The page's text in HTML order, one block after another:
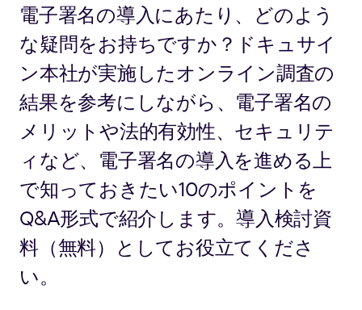
電子署名の導入にあたり、どのよう
な疑問をお持ちですか？ドキュサイ
ン本社が実施したオンライン調査の
結果を参考にしながら、電子署名の
メリットや法的有効性、セキュリテ
ィなど、電子署名の導入を進める上
で知っておきたい10のポイントを
Q&A形式で紹介します。導入検討資
料（無料）としてお役立てくださ
い。